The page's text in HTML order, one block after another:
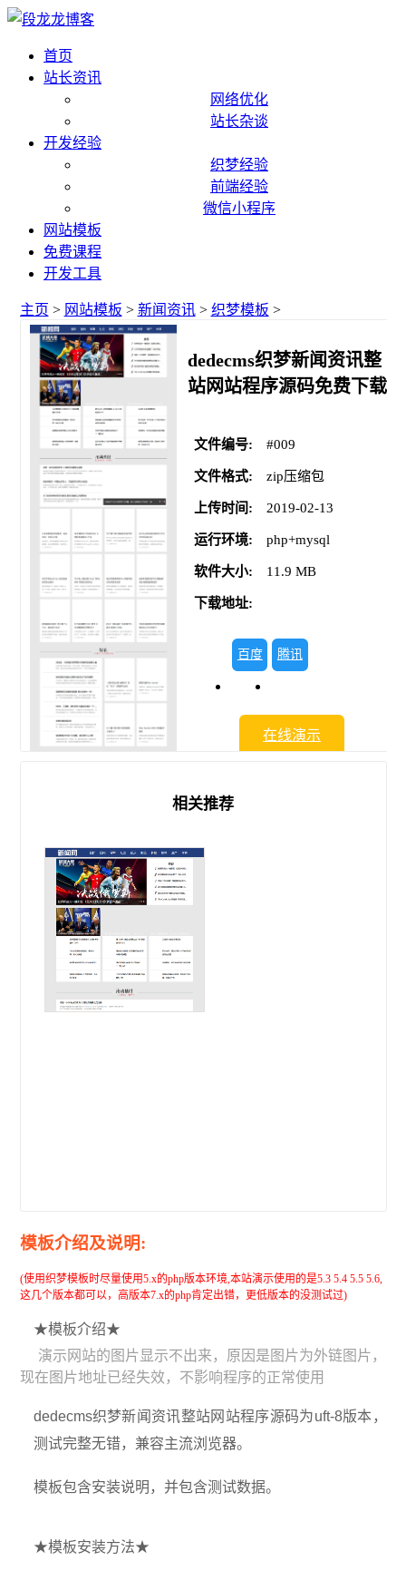
首页
站长资讯
网络优化
站长杂谈
开发经验
织梦经验
前端经验
微信小程序
网站模板
免费课程
开发工具
主页 > 网站模板 > 新闻资讯> 织梦模板 >
dedecms织梦新闻资讯整
站网站程序源码免费下载
文件编号: #009
文件格式: zip压缩包
上传时间: 2019-02-13
运行环境: php+mysql
软件大小: 11.9 MB
下载地址:
百度
网盘
腾讯
在线演示
相关推荐
模板介绍及说明:
(使用织梦模板时尽量使用5.x的php版本环境,本站演示使用的是5.3 5.4 5.5 5.6,
这几个版本都可以，高版本7.x的php肯定出错，更低版本的没测试过)
★模板介绍★
演示网站的图片显示不出来，原因是图片为外链图片，
现在图片地址已经失效，不影响程序的正常使用
dedecms织梦新闻资讯整站网站程序源码为uft-8版本，
测试完整无错，兼容主流浏览器。
模板包含安装说明，并包含测试数据。
★模板安装方法★